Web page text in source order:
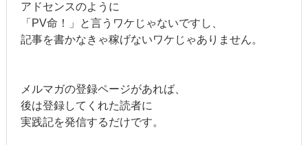
アドセンスのように
「PV命！」と言うワケじゃないですし、
記事を書かなきゃ稼げないワケじゃありません。
メルマガの登録ページがあれば、
後は登録してくれた読者に
実践記を発信するだけです。